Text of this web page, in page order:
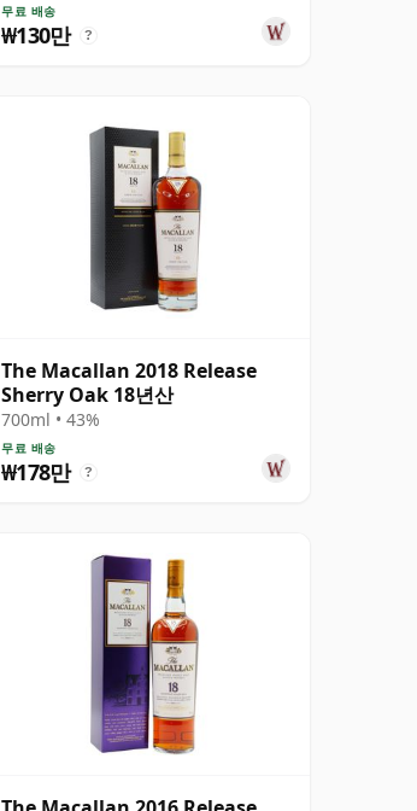
무료 배송
₩130만 ?
The Macallan 2018 Release
Sherry Oak 18년산
700ml • 43%
무료 배송
₩178만 ?